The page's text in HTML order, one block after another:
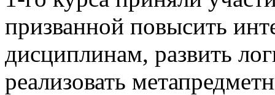
призванной повысить
дисциплинам, развить
реализовать